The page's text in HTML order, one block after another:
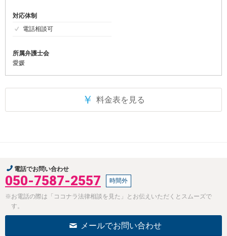
対応体制
電話相談可
所属弁護士会
愛媛
￥ 料金表を見る
電話でお問い合わせ
050-7587-2557 時間外
※お電話の際は「ココナラ法律相談を見た」とお伝えいただくとスムーズで
す。
メールでお問い合わせ